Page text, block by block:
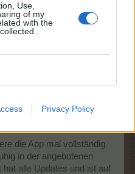
Use,
of my
with the
Privacy Policy
kann man das zurück
Rat
zückte ich eben mein
bei mir bestens, gewohnt
die App mal vollständig
in der angebotenen
alle Updates und ist auf